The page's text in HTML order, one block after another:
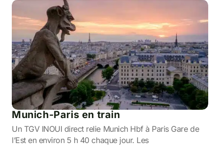
Munich-Paris en train
Un TGV INOUI direct relie Munich Hbf à Paris Gare de
l’Est en environ 5 h 40 chaque jour. Les